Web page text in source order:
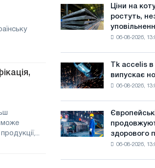
може
радянської
авіації
Великої
Вітчизняної
війни
Ціни
на
котушку
незважаючи
на
уповільнення
зростання
цін
Ціни на
ростуть,
06-08-2026,
Tk
accelis
в
нову
ріжучу
Tk accelis
випускає
06-08-2026,
Європейські
ціни
на
здорового
06-08-2026,